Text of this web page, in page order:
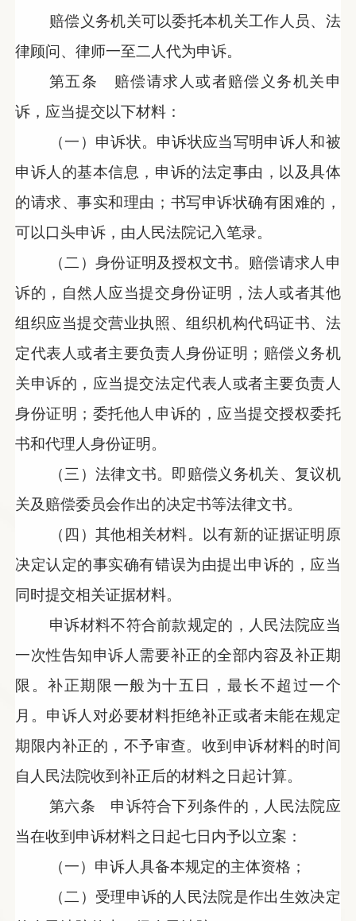
赔偿义务机关可以委托本机关工作人员、法
律顾问、律师一至二人代为申诉。
第五条 赔偿请求人或者赔偿义务机关申
诉，应当提交以下材料：
（一）申诉状。申诉状应当写明申诉人和被
申诉人的基本信息，申诉的法定事由，以及具体
的请求、事实和理由；书写申诉状确有困难的，
可以口头申诉，由人民法院记入笔录。
（二）身份证明及授权文书。赔偿请求人申
诉的，自然人应当提交身份证明，法人或者其他
组织应当提交营业执照、组织机构代码证书、法
定代表人或者主要负责人身份证明；赔偿义务机
关申诉的，应当提交法定代表人或者主要负责人
身份证明；委托他人申诉的，应当提交授权委托
书和代理人身份证明。
（三）法律文书。即赔偿义务机关、复议机
关及赔偿委员会作出的决定书等法律文书。
（四）其他相关材料。以有新的证据证明原
决定认定的事实确有错误为由提出申诉的，应当
同时提交相关证据材料。
申诉材料不符合前款规定的，人民法院应当
一次性告知申诉人需要补正的全部内容及补正期
限。补正期限一般为十五日，最长不超过一个
月。申诉人对必要材料拒绝补正或者未能在规定
期限内补正的，不予审查。收到申诉材料的时间
自人民法院收到补正后的材料之日起计算。
第六条 申诉符合下列条件的，人民法院应
当在收到申诉材料之日起七日内予以立案：
（一）申诉人具备本规定的主体资格；
（二）受理申诉的人民法院是作出生效决定